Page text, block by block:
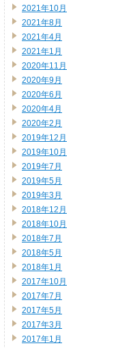
2021年10月
2021年8月
2021年4月
2021年1月
2020年11月
2020年9月
2020年6月
2020年4月
2020年2月
2019年12月
2019年10月
2019年7月
2019年5月
2019年3月
2018年12月
2018年10月
2018年7月
2018年5月
2018年1月
2017年10月
2017年7月
2017年5月
2017年3月
2017年1月